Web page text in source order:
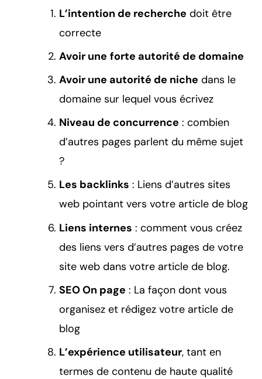
L’intention de recherche doit être
correcte
Avoir une forte autorité de domaine
Avoir une autorité de niche dans le
domaine sur lequel vous écrivez
Niveau de concurrence : combien
d’autres pages parlent du même sujet
?
Les backlinks : Liens d’autres sites
web pointant vers votre article de blog
Liens internes : comment vous créez
des liens vers d’autres pages de votre
site web dans votre article de blog.
SEO On page : La façon dont vous
organisez et rédigez votre article de
blog
L’expérience utilisateur, tant en
termes de contenu de haute qualité